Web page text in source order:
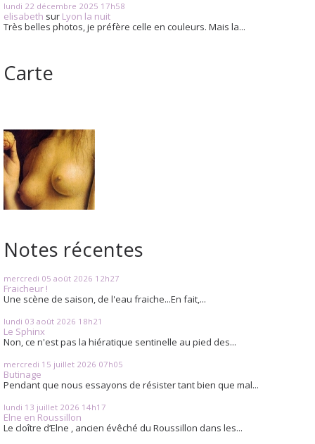
lundi 22 décembre 2025 17h58
elisabeth sur Lyon la nuit
Très belles photos, je préfère celle en couleurs. Mais la...
Carte
Notes récentes
mercredi 05 août 2026 12h27
Fraicheur !
Une scène de saison, de l'eau fraiche...En fait,...
lundi 03 août 2026 18h21
Le Sphinx
Non, ce n'est pas la hiératique sentinelle au pied des...
mercredi 15 juillet 2026 07h05
Butinage
Pendant que nous essayons de résister tant bien que mal...
lundi 13 juillet 2026 14h17
Elne en Roussillon
Le cloître d’Elne , ancien évêché du Roussillon dans les...